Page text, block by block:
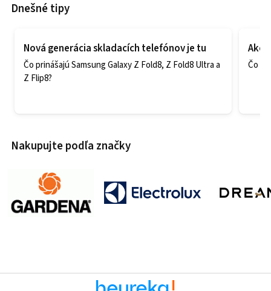
Dnešné tipy
Nová generácia skladacích telefónov je tu
Čo prinášajú Samsung Galaxy Z Fold8, Z Fold8 Ultra a
Z Flip8?
Ako
Čo
Nakupujte podľa značky